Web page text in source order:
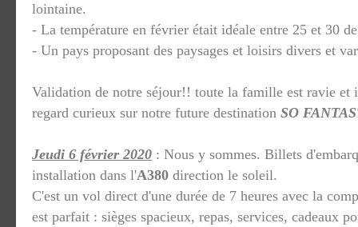
lointaine.
- La température en février était idéale entre 25 et 30
- Un pays proposant des paysages et loisirs divers et
Validation de notre séjour!! toute la famille est ravie et
regard curieux sur notre future destination SO
Jeudi 6 février 2020 : Nous y sommes. Billets
installation dans l'A380 direction le soleil.
C'est un vol direct d'une durée de 7 heures avec la
est parfait : sièges spacieux, repas, services, cadeaux